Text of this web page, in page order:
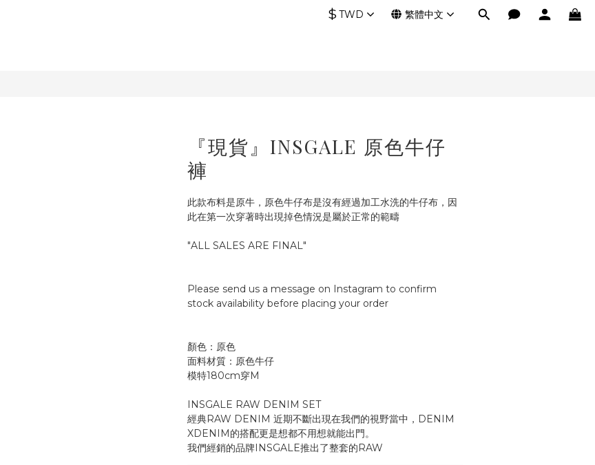
$ TWD 繁體中文
『現貨』INSGALE 原色牛仔
褲
此款布料是原牛，原色牛仔布是沒有經過加工水洗的牛仔布，因
此在第一次穿著時出現掉色情況是屬於正常的範疇
"ALL SALES ARE FINAL"
Please send us a message on Instagram to confirm
stock availability before placing your order
顏色：原色
面料材質：原色牛仔
模特180cm穿M
INSGALE RAW DENIM SET
經典RAW DENIM 近期不斷出現在我們的視野當中，DENIM
XDENIM的搭配更是想都不用想就能出門。
我們經銷的品牌INSGALE推出了整套的RAW